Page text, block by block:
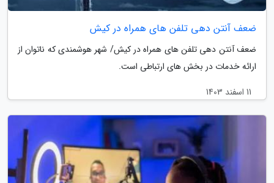
ضعف آنتن دهی تلفن های همراه در کیش
ضعف آنتن دهی تلفن های همراه در کیش/ شهر هوشمندی که ناتوان از
ارائه خدمات در بخش های ارتباطی است.
11 اسفند 1403